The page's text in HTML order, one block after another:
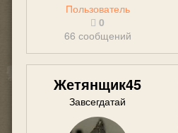
Пользователь
0
66 сообщений
Жетянщик45
Завсегдатай